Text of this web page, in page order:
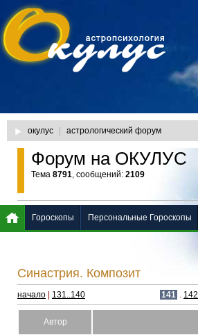
окулус астрологический форум
Форум на ОКУЛУС
Тема 8791, сообщений: 2109
Синастрия. Композит
начало 131..140 141 . 142
Автор
Гороскопы Персональные Гороскопы